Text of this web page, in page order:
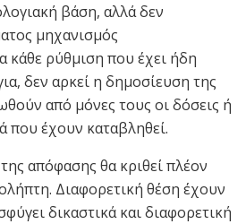
βάση, αλλά δεν
μηχανισμός
κάθε ρύθμιση που έχει ήδη
δεν αρκεί η δημοσίευση της
από μόνες τους οι δόσεις ή
που έχουν καταβληθεί.
απόφασης θα κριθεί πλέον
Διαφορετική θέση έχουν
δικαστικά και διαφορετική